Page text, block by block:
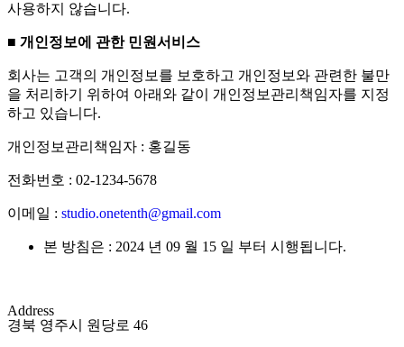
사용하지 않습니다.
■ 개인정보에 관한 민원서비스
회사는 고객의 개인정보를 보호하고 개인정보와 관련한 불만
을 처리하기 위하여 아래와 같이 개인정보관리책임자를 지정
하고 있습니다.
개인정보관리책임자 : 홍길동
전화번호 : 02-1234-5678
이메일 : studio.onetenth@gmail.com
본 방침은 : 2024 년 09 월 15 일 부터 시행됩니다.
Address
경북 영주시 원당로 46